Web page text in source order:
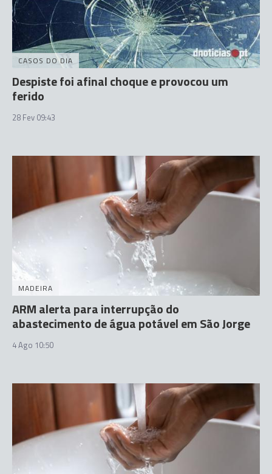
CASOS DO DIA
Despiste foi afinal choque e provocou um
ferido
28 Fev 09:43
MADEIRA
ARM alerta para interrupção do
abastecimento de água potável em São Jorge
4 Ago 10:50